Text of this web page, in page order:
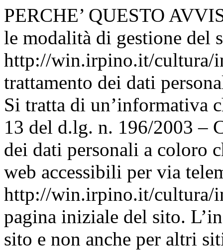
PERCHE’ QUESTO
le modalità di gestione del
http://win.irpino.it/cultura/
trattamento dei dati
Si tratta di un’informativa
13 del d.lg. n. 196/2003 –
dei dati personali a coloro
web accessibili per via
http://win.irpino.it/cultura/
pagina iniziale del sito.
sito e non anche per altri